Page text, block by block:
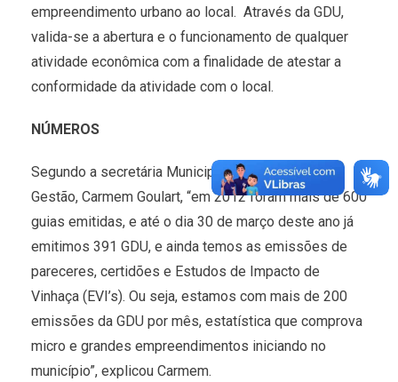
empreendimento urbano ao local. Através da GDU,
valida-se a abertura e o funcionamento de qualquer
atividade econômica com a finalidade de atestar a
conformidade da atividade com o local.
NÚMEROS
Segundo a secretária Municipal de Planejamento e
Gestão, Carmem Goulart, “em 2012 foram mais de 600
guias emitidas, e até o dia 30 de março deste ano já
emitimos 391 GDU, e ainda temos as emissões de
pareceres, certidões e Estudos de Impacto de
Vinhaça (EVI’s). Ou seja, estamos com mais de 200
emissões da GDU por mês, estatística que comprova
micro e grandes empreendimentos iniciando no
município”, explicou Carmem.